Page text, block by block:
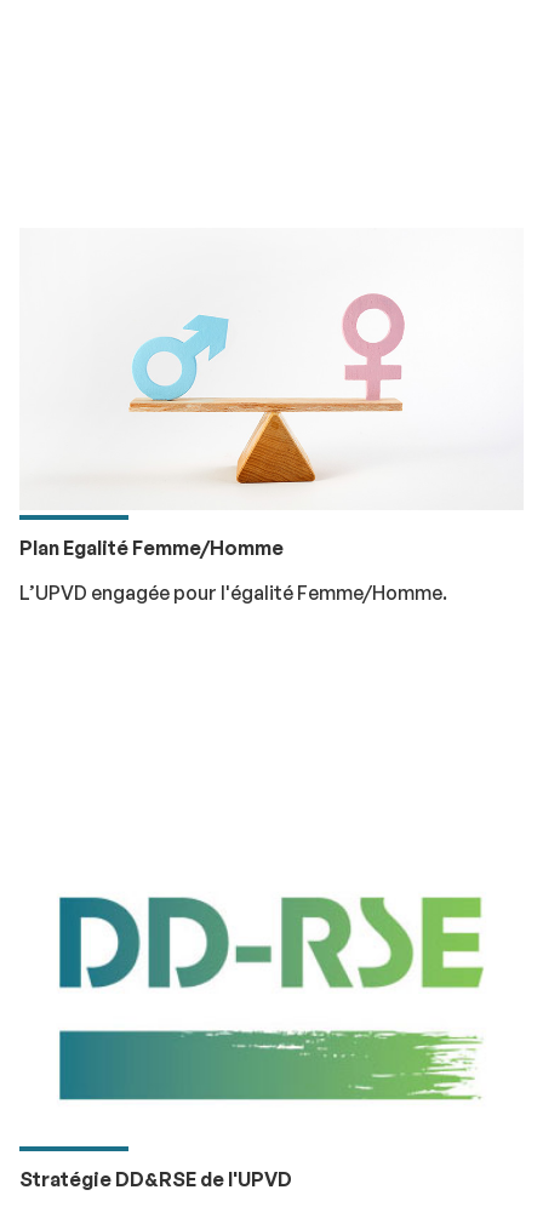
Plan Egalité Femme/Homme
L’UPVD engagée pour l'égalité Femme/Homme.
Stratégie DD&RSE de l'UPVD